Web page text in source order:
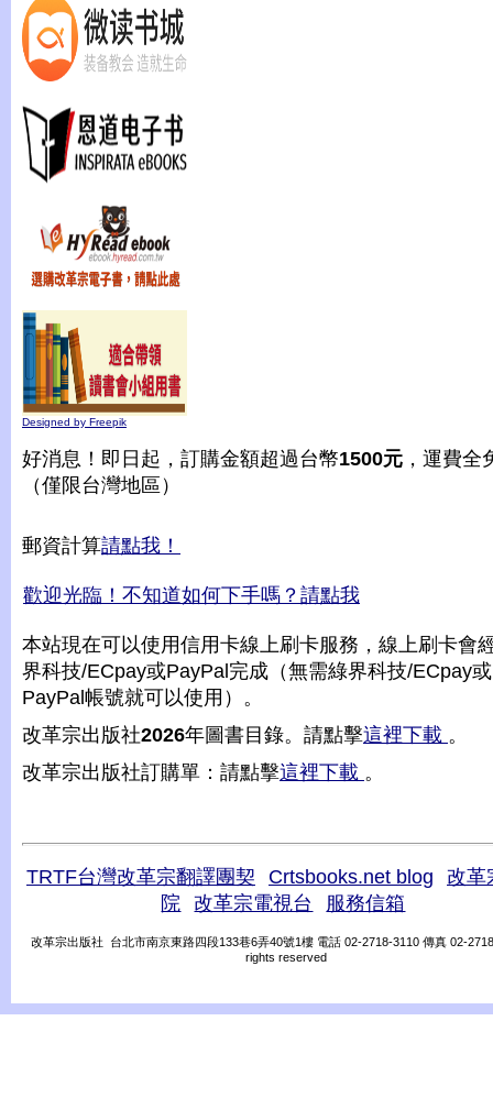
Designed by Freepik
好消息！即日起，訂購金額超過台幣1500元 ，運費全
（僅限台灣地區）
郵資計算請點我！
歡迎光臨！不知道如何下手嗎？請點我
本站現在可以使用信用卡線上刷卡服務，線上刷卡會
界科技/ECpay或PayPal完成（無需綠界科技/ECpay或
PayPal帳號就可以使用）。
改革宗出版社2026年圖書目錄。請點擊這裡下載 。
改革宗出版社訂購單：請點擊這裡下載 。
TRTF台灣改革宗翻譯團契 Crtsbooks.net blog
改革
院
改革宗電視台 服務信箱
改革宗出版社 台北市南京東路四段133巷6弄40號1樓 電話 02-2718-3110 傳真 02-
rights reserved